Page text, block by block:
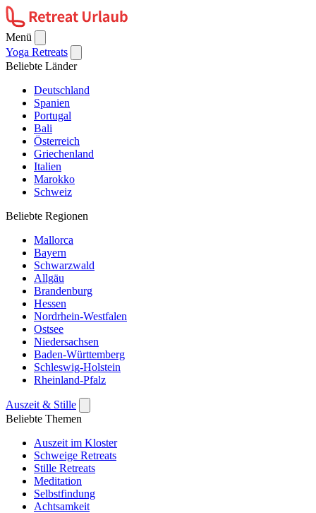
Menü
Yoga Retreats
Beliebte Länder
Deutschland
Spanien
Portugal
Bali
Österreich
Griechenland
Italien
Marokko
Schweiz
Beliebte Regionen
Mallorca
Bayern
Schwarzwald
Allgäu
Brandenburg
Hessen
Nordrhein-Westfalen
Ostsee
Niedersachsen
Baden-Württemberg
Schleswig-Holstein
Rheinland-Pfalz
Auszeit & Stille
Beliebte Themen
Auszeit im Kloster
Schweige Retreats
Stille Retreats
Meditation
Selbstfindung
Achtsamkeit